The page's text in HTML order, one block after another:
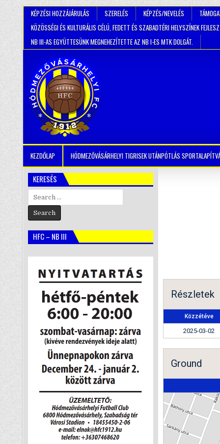
KÉPZÉSI HOZZÁJÁRULÁS SZERELÉS KÉPZÉS/NEVELÉS
KÖZÖSSÉGI ÉS KULTURÁLIS CÉLÚ, FEDETT ÉS SZABADTÉRI HELYSZÍNEK
NB III-AS EGYÜTTESÜNK MEGNEHEZÍTETTE AZ NB I-ES MTK DOLGÁT.
KEZDŐLAP HÓDMEZŐVÁSÁRHELYI TIGRISEK UTÁNPÓTLÁS
Részletek
Közzétéve
2025-03-02
Ground
KERESÉS
Search
for:
HFC – NB III